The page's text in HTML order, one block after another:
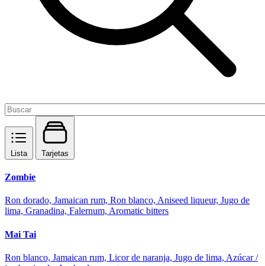
Lista Tarjetas
Zombie
Ron dorado, Jamaican rum, Ron blanco, Aniseed liqueur, Jugo de
lima, Granadina, Falernum, Aromatic bitters
Mai Tai
Ron blanco, Jamaican rum, Licor de naranja, Jugo de lima, Azúcar /